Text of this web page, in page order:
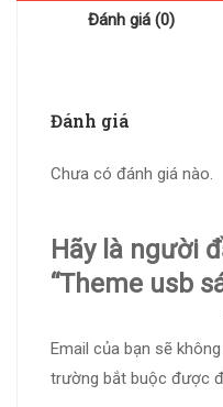
Đánh giá (0)
Đánh giá
Chưa có đánh giá nào.
Hãy là người
“Theme usb
Email của bạn sẽ
trường bắt buộc được